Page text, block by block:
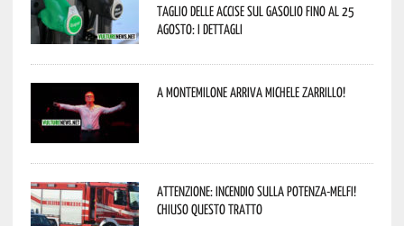
taglio delle accise sul gasolio fino al 25
agosto: i dettagli
A Montemilone arriva Michele Zarrillo!
Attenzione: incendio sulla Potenza-Melfi!
Chiuso questo tratto